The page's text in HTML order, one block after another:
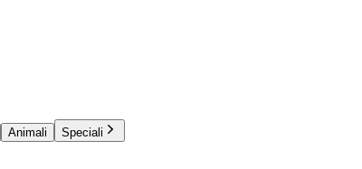
Animali
Speciali